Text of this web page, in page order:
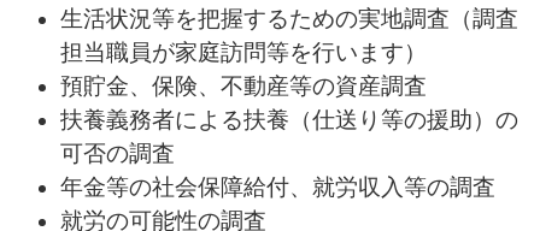
生活状況等を把握するための実地調査（調査
担当職員が家庭訪問等を行います）
預貯金、保険、不動産等の資産調査
扶養義務者による扶養（仕送り等の援助）の
可否の調査
年金等の社会保障給付、就労収入等の調査
就労の可能性の調査